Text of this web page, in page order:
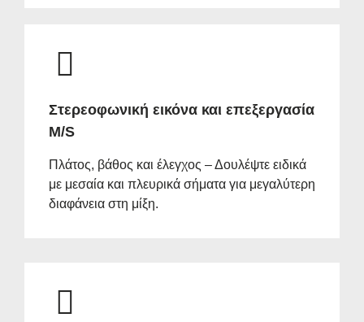
Στερεοφωνική εικόνα και επεξεργασία
M/S
Πλάτος, βάθος και έλεγχος – Δουλέψτε ειδικά
με μεσαία και πλευρικά σήματα για μεγαλύτερη
διαφάνεια στη μίξη.